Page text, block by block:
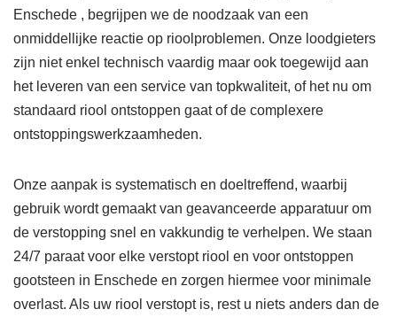
Enschede , begrijpen we de noodzaak van een
onmiddellijke reactie op rioolproblemen. Onze loodgieters
zijn niet enkel technisch vaardig maar ook toegewijd aan
het leveren van een service van topkwaliteit, of het nu om
standaard riool ontstoppen gaat of de complexere
ontstoppingswerkzaamheden.
Onze aanpak is systematisch en doeltreffend, waarbij
gebruik wordt gemaakt van geavanceerde apparatuur om
de verstopping snel en vakkundig te verhelpen. We staan
24/7 paraat voor elke verstopt riool en voor ontstoppen
gootsteen in Enschede en zorgen hiermee voor minimale
overlast. Als uw riool verstopt is, rest u niets anders dan de